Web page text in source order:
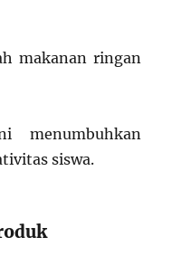
makanan ringan
menumbuhkan
siswa.